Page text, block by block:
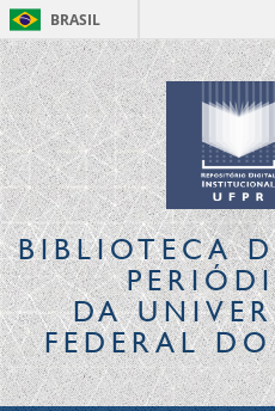
BRASIL
BIBLIOTECA
DA
FEDERAL